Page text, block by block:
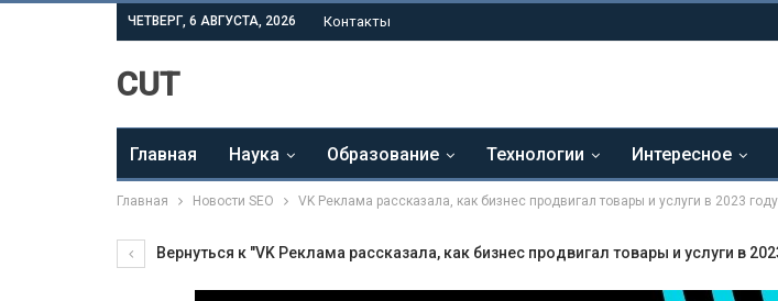
ЧЕТВЕРГ, 6 АВГУСТА, 2026 Контакты
CUT
Главная Наука Образование Технологии Интересное
Главная Новости SEO VK Реклама рассказала, как бизнес продвигал товары и услуги в 2023 году
Вернуться к "VK Реклама рассказала, как бизнес продвигал товары и услуги в